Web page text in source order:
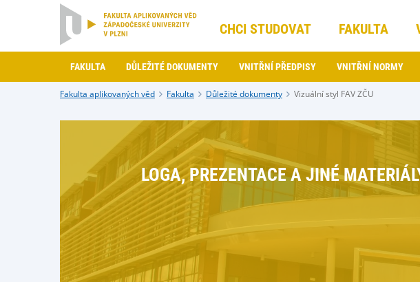
CHCI STUDOVAT FAKULTA
FAKULTA DŮLEŽITÉ DOKUMENTY VNITŘNÍ PŘEDPISY VNITŘNÍ NORMY
Fakulta aplikovaných věd Fakulta Důležité dokumenty Vizuální styl FAV ZČU
LOGA, PREZENTACE A JINÉ